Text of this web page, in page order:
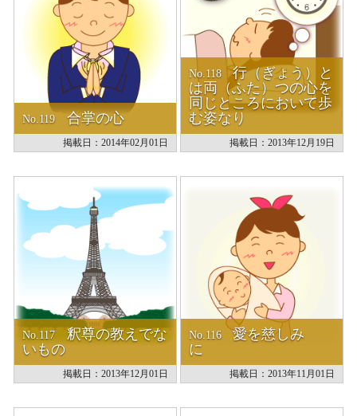
法話集
天台青少年比叡山の集いのご案内
天台宗務庁
一隅を照らす運動総本部
天台宗典編纂所
各地の宗務所
関連機関
English
中文
No.119 合掌の心
掲載日：2014年02月01日
No.118
行（ぎょう）と
は両（ふた）つの心を
同じところにおいて歩
む姿なり
掲載日：2013年12月19日
No.117
釈尊の教えでな
いもの
掲載日：2013年12月01日
No.116
愛を慈しみ
に
掲載日：2013年11月01日